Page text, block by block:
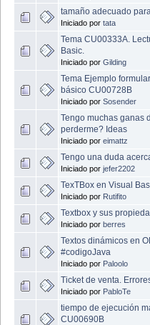
tamaño adecuado
Iniciado por tata
Tema CU00333A.
Basic.
Iniciado por Gilding
Tema Ejemplo
básico CU00728B
Iniciado por Sosender
Tengo muchas ganas
perderme? Ideas
Iniciado por eimattz
Tengo una duda
Iniciado por jefer2202
TexTBox en Visual
Iniciado por Rutifito
Textbox y sus
Iniciado por berres
Textos dinámicos en
#codigoJava
Iniciado por Paloolo
Ticket de venta.
Iniciado por PabloTe
tiempo de ejecución
CU00690B